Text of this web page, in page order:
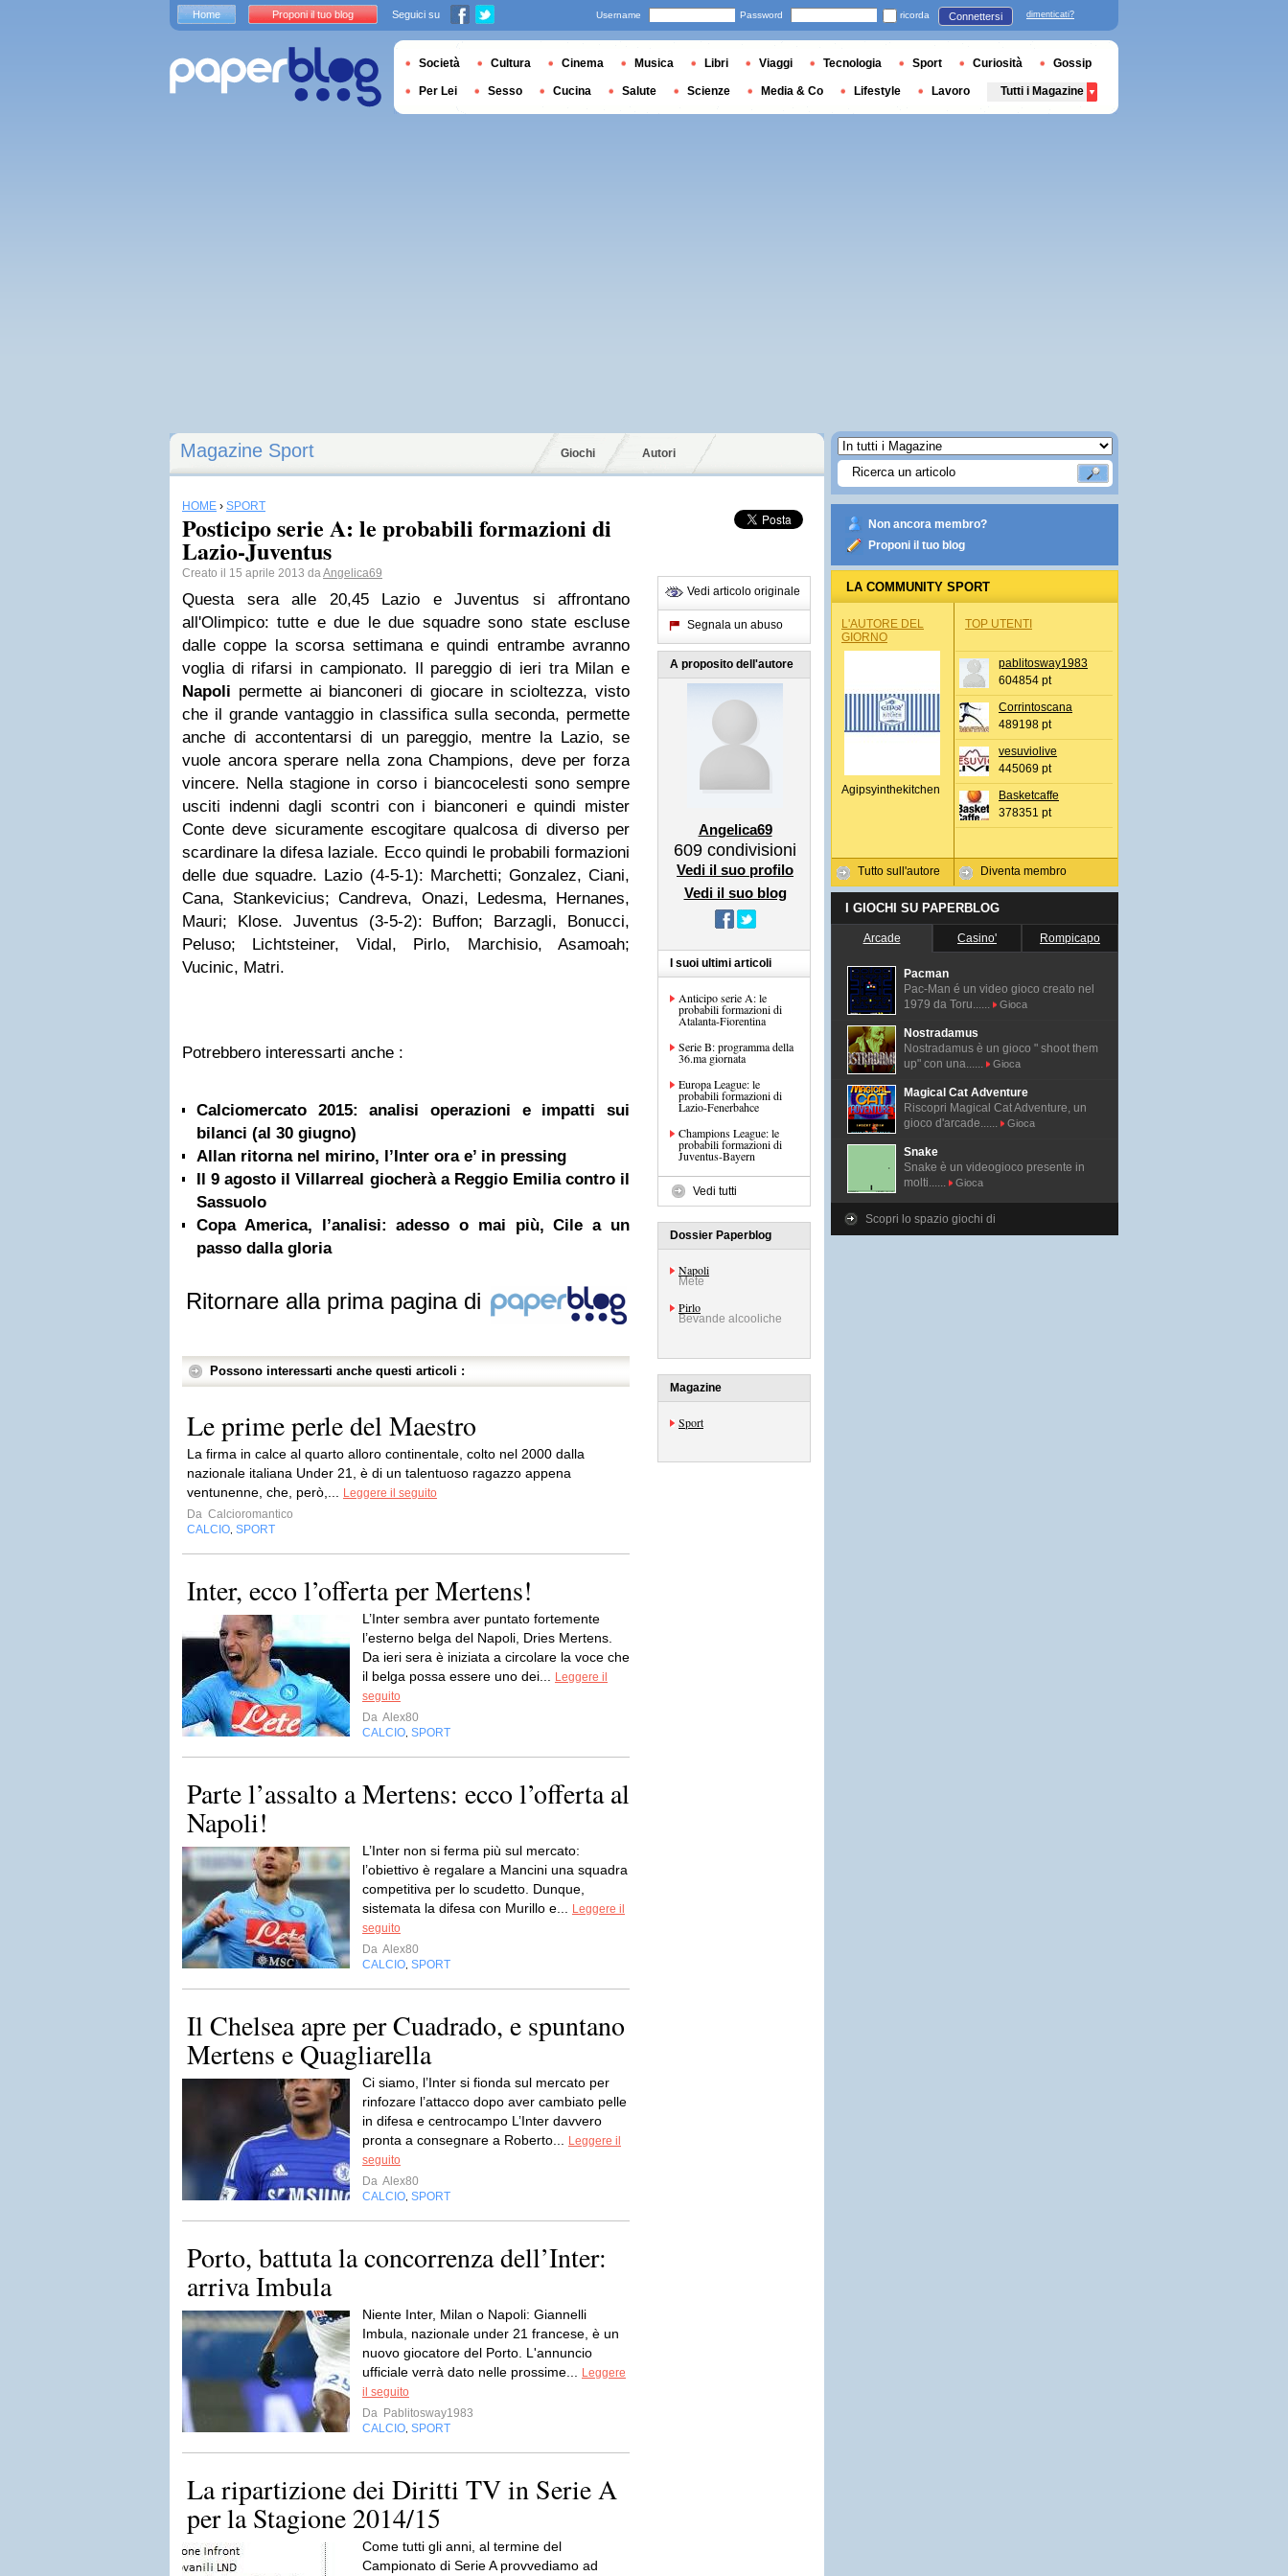
Magazine Sport Giochi Autori
HOME › SPORT
Posticipo serie A: le probabili formazioni di
Lazio-Juventus
Creato il 15 aprile 2013 daAngelica69
Questa sera alle 20,45 Lazio e Juventus si affrontano
all'Olimpico: tutte e due le due squadre sono state escluse
dalle coppe la scorsa settimana e quindi entrambe avranno
voglia di rifarsi in campionato. Il pareggio di ieri tra Milan e
Napoli permette ai bianconeri di giocare in scioltezza, visto
che il grande vantaggio in classifica sulla seconda, permette
anche di accontentarsi di un pareggio, mentre la Lazio, se
vuole ancora sperare nella zona Champions, deve per forza
vincere. Nella stagione in corso i biancocelesti sono sempre
usciti indenni dagli scontri con i bianconeri e quindi mister
Conte deve sicuramente escogitare qualcosa di diverso per
scardinare la difesa laziale. Ecco quindi le probabili formazioni
delle due squadre. Lazio (4-5-1): Marchetti; Gonzalez, Ciani,
Cana, Stankevicius; Candreva, Onazi, Ledesma, Hernanes,
Mauri; Klose. Juventus (3-5-2): Buffon; Barzagli, Bonucci,
Peluso; Lichtsteiner, Vidal, Pirlo, Marchisio, Asamoah;
Vucinic, Matri.
Potrebbero interessarti anche :
Calciomercato 2015: analisi operazioni e impatti sui
bilanci (al 30 giugno)
Allan ritorna nel mirino, l’Inter ora e’ in pressing
Il 9 agosto il Villarreal giocherà a Reggio Emilia contro il
Sassuolo
Copa America, l’analisi: adesso o mai più, Cile a un
passo dalla gloria
Ritornare alla prima pagina di
Possono interessarti anche questi articoli :
Le prime perle del Maestro
La firma in calce al quarto alloro continentale, colto nel 2000 dalla
nazionale italiana Under 21, è di un talentuoso ragazzo appena
ventunenne, che, però,...
Leggere il seguito
Da Calcioromantico
CALCIO SPORT
Inter, ecco l’offerta per Mertens!
L’Inter sembra aver puntato fortemente
l’esterno belga del Napoli, Dries Mertens.
Da ieri sera è iniziata a circolare la voce che
il belga possa essere uno dei...
Leggere il
seguito
Da Alex80
CALCIO SPORT
Parte l’assalto a Mertens: ecco l’offerta al
Napoli!
L’Inter non si ferma più sul mercato:
l’obiettivo è regalare a Mancini una squadra
competitiva per lo scudetto. Dunque,
sistemata la difesa con Murillo e...
Leggere il
seguito
Da Alex80
CALCIO SPORT
Il Chelsea apre per Cuadrado, e spuntano
Mertens e Quagliarella
Ci siamo, l’Inter si fionda sul mercato per
rinfozare l’attacco dopo aver cambiato pelle
in difesa e centrocampo L’Inter davvero
pronta a consegnare a Roberto...
Leggere il
seguito
Da Alex80
CALCIO SPORT
Porto, battuta la concorrenza dell’Inter:
arriva Imbula
Niente Inter, Milan o Napoli: Giannelli
Imbula, nazionale under 21 francese, è un
nuovo giocatore del Porto. L'annuncio
ufficiale verrà dato nelle prossime...
Leggere
il seguito
Da Pablitosway1983
CALCIO SPORT
La ripartizione dei Diritti TV in Serie A
per la Stagione 2014/15
Come tutti gli anni, al termine del
Campionato di Serie A provvediamo ad
Vedi articolo originale
Segnala un abuso
A proposito dell'autore
Angelica69
609 condivisioni
Vedi il suo profilo
Vedi il suo blog
I suoi ultimi articoli
Anticipo serie A: le
probabili formazioni di
Atalanta-Fiorentina
Serie B: programma della
36.ma giornata
Europa League: le
probabili formazioni di
Lazio-Fenerbahce
Champions League: le
probabili formazioni di
Juventus-Bayern
Vedi tutti
Dossier Paperblog
Napoli
Mete
Pirlo
Bevande alcooliche
Magazine
Sport
Non ancora membro?
Proponi il tuo blog
LA COMMUNITY SPORT
L'AUTORE DEL
GIORNO
Agipsyinthekitchen
Tutto sull'autore
TOP UTENTI
pablitosway1983
604854 pt
Corrintoscana
489198 pt
vesuviolive
445069 pt
Basketcaffe
378351 pt
Diventa membro
I GIOCHI SU PAPERBLOG
Arcade Casino' Rompicapo
Pacman
Pac-Man é un video gioco creato nel
1979 da Toru......
Gioca
Nostradamus
Nostradamus è un gioco " shoot them
up" con una......
Gioca
Magical Cat Adventure
Riscopri Magical Cat Adventure, un
gioco d'arcade......
Gioca
Snake
Snake è un videogioco presente in
molti......
Gioca
Scopri lo spazio giochi di
Home Proponi il tuo blog Seguici su Username Password ricorda Connettersi dimenticati?
Società Cultura Cinema Musica Libri Viaggi Tecnologia Sport Curiosità Gossip
Per Lei Sesso Cucina Salute Scienze Media & Co Lifestyle Lavoro Tutti i Magazine